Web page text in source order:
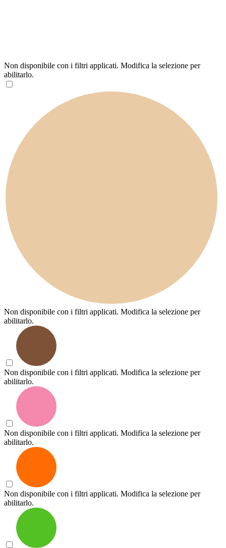
Non disponibile con i filtri applicati. Modifica la selezione per
abilitarlo.
Non disponibile con i filtri applicati. Modifica la selezione per
abilitarlo.
Non disponibile con i filtri applicati. Modifica la selezione per
abilitarlo.
Non disponibile con i filtri applicati. Modifica la selezione per
abilitarlo.
Non disponibile con i filtri applicati. Modifica la selezione per
abilitarlo.